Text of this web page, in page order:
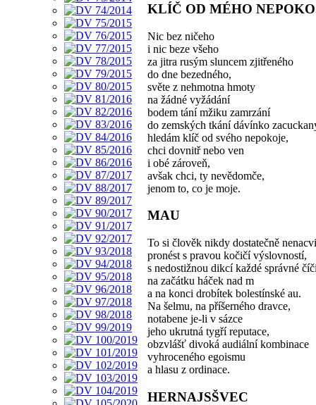
KLÍČ OD MÉHO
Nic bez ničeho
i nic beze všeho
za jitra rusým sluncem zjitřeného
do dne bezedného,
světe z nehmotna hmoty
na žádné vyžádání
bodem tání mžiku zamrzání
do zemských tkání dávínko
hledám klíč od svého nepokoje,
chci dovnitř nebo ven
i obé zároveň,
avšak chci, ty nevědomče,
jenom to, co je moje.
MAU
To si člověk nikdy dostatečně
pronést s pravou kočičí výslovností,
s nedostižnou dikcí každé správné
na začátku háček nad m
a na konci drobítek bolestínské au.
Na šelmu, na příšerného dravce,
notabene je-li v sázce
jeho ukrutná tygří reputace,
obzvlášť divoká audiální kombinace
vyhroceného egoismu
a hlasu z ordinace.
HERNAJSŠVEC